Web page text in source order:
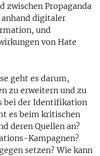
zwischen Propaganda
digitaler
und
von Hate
geht es darum,
zu erweitern und zu
bei der Identifikation
es beim kritischen
deren Quellen an?
Kampagnen?
setzen? Wie kann